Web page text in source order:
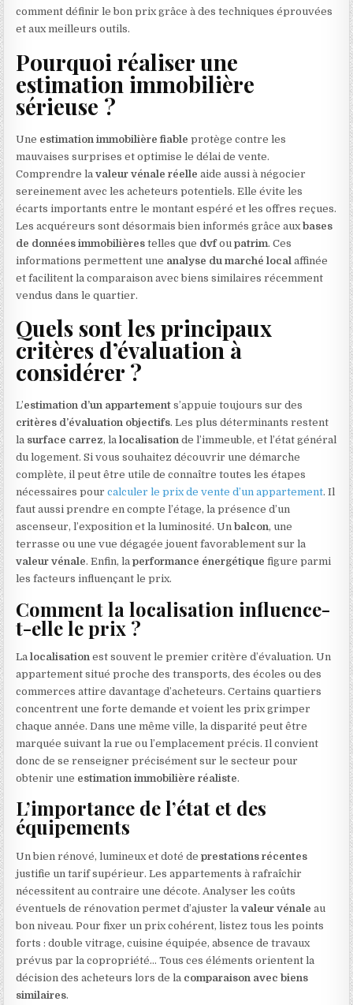
comment définir le bon prix grâce à des techniques éprouvées
et aux meilleurs outils.
Pourquoi réaliser une
estimation immobilière
sérieuse ?
Une estimation immobilière fiable protège contre les
mauvaises surprises et optimise le délai de vente.
Comprendre lavaleur vénale réelle aide aussi à négocier
sereinement avec les acheteurs potentiels. Elle évite les
écarts importants entre le montant espéré et les offres reçues.
Les acquéreurs sont désormais bien informés grâce auxbases
de données immobilières telles que dvfoupatrim. Ces
informations permettent une analyse du marché local affinée
et facilitent la comparaison avec biens similaires récemment
vendus dans le quartier.
Quels sont les principaux
critères d’évaluation à
considérer ?
L’estimation d’un appartement s’appuie toujours sur des
critères d’évaluation objectifs. Les plus déterminants restent
la surface carrez, lalocalisation de l’immeuble, et l’état général
du logement. Si vous souhaitez découvrir une démarche
complète, il peut être utile de connaître toutes les étapes
nécessaires pourcalculer le prix de vente d’un appartement. Il
faut aussi prendre en compte l’étage, la présence d’un
ascenseur, l’exposition et la luminosité. Unbalcon, une
terrasse ou une vue dégagée jouent favorablement sur la
valeur vénale. Enfin, laperformance énergétique figure parmi
les facteurs influençant le prix.
Comment la localisation influence-
t-elle le prix ?
Lalocalisation est souvent le premier critère d’évaluation. Un
appartement situé proche des transports, des écoles ou des
commerces attire davantage d’acheteurs. Certains quartiers
concentrent une forte demande et voient les prix grimper
chaque année. Dans une même ville, la disparité peut être
marquée suivant la rue ou l’emplacement précis. Il convient
donc de se renseigner précisément sur le secteur pour
obtenir une estimation immobilière réaliste.
L’importance de l’état et des
équipements
Un bien rénové, lumineux et doté deprestations récentes
justifie un tarif supérieur. Les appartements à rafraîchir
nécessitent au contraire une décote. Analyser les coûts
éventuels de rénovation permet d’ajuster lavaleur vénale au
bon niveau. Pour fixer un prix cohérent, listez tous les points
forts : double vitrage, cuisine équipée, absence de travaux
prévus par la copropriété… Tous ces éléments orientent la
décision des acheteurs lors de la comparaison avec biens
similaires.